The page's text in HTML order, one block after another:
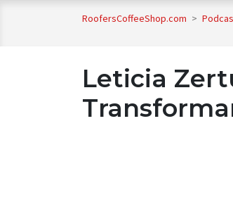
RoofersCoffeeShop.com >
Leticia